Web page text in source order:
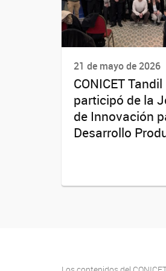
21 de mayo de 2026
CONICET Tandil
participó de la
de Innovación
Desarrollo